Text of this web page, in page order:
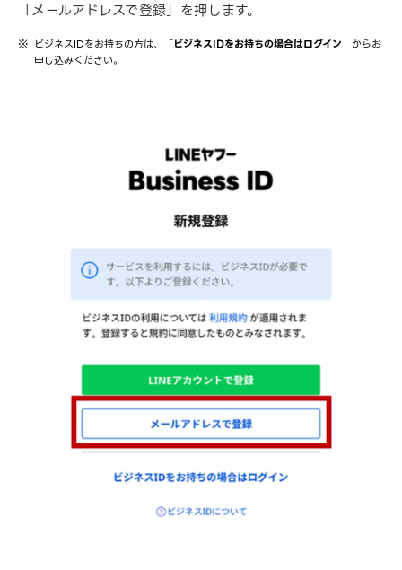
「メールアドレスで登録」を押します。
ビジネスIDをお持ちの方は、「ビジネスIDをお持ちの場合はログイン」からお
申し込みください。